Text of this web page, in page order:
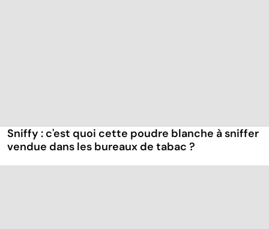
Sniffy : c'est quoi cette poudre blanche à sniffer
vendue dans les bureaux de tabac ?